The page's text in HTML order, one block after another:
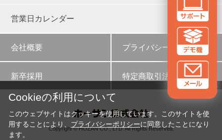
営業日カレンダー
会社概要 プライバシーポリシー
新卒採用 特定商取引法に基づく表示
Copyright © HOZAN CO., LTD. All Rights Reserved.
✕
Cookieの利用について
このウェブサイトはクッキーを使用しています。このサイトを使
用することにより、 プライバシーポリシーに同意したことになり
ます。